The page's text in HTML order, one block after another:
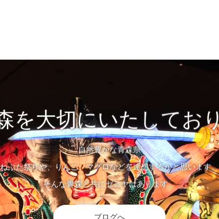
を大切にいたしてお
自然豊かな青森県
ねぶた祭りや、りんご、マグロなどを連想するかと思います。
そんな青森と共にゼニヤはあります。